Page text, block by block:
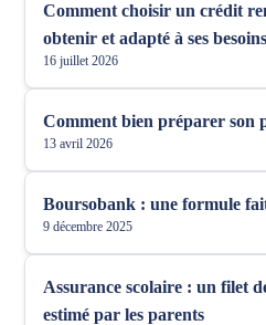
complexité du dossier (présence
place d'une garantie hypothécaire)
transmission des documents
Comment choisir un crédit
obtenir et adapté à ses
16 juillet 2026
Comment bien préparer son
13 avril 2026
Boursobank : une formule
9 décembre 2025
Assurance scolaire : un filet
estimé par les parents